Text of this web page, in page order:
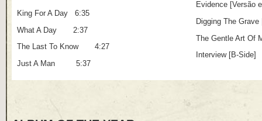
King For A Day 6:35
What A Day 2:37
The Last To Know 4:27
Just A Man 5:37
Evidence [Versão
Digging The
The Gentle Art
Interview [B-